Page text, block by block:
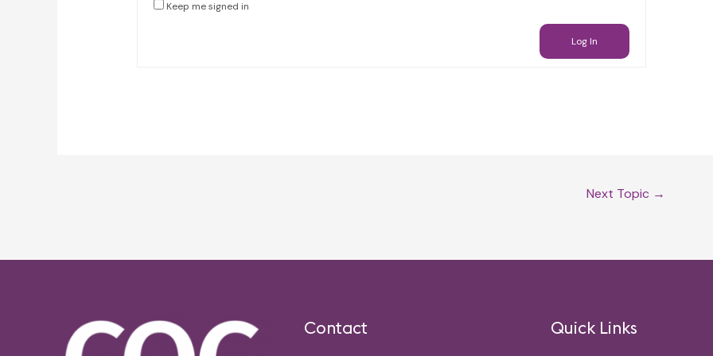
Keep me signed in
Log In
Next Topic →
Contact Quick Links